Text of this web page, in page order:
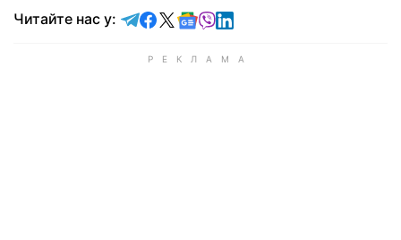
Читайте нас у: Читайте у Telegram
Читайте у Facebook
Читайте у X
Читайте у Google news
Читайте у Viber
Читайте у LinkedIn